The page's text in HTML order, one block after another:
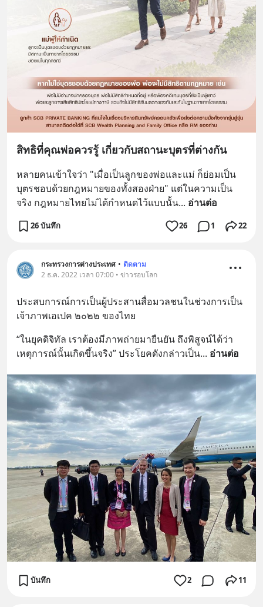
สิทธิที่คุณพ่อควรรู้ เกี่ยวกับสถานะบุตรที่ต่างกัน
หลายคนเข้าใจว่า "เมื่อเป็นลูกของพ่อและแม่ ก็ย่อมเป็น
บุตรชอบด้วยกฎหมายของทั้งสองฝ่าย" แต่ในความเป็น
จริง กฎหมายไทยไม่ได้กำหนดไว้แบบนั้น... อ่านต่อ
26 บันทึก 26 1 22
กระทรวงการต่างประเทศ • ติดตาม
2 ธ.ค. 2022 เวลา 07:00 • ข่าวรอบโลก
ประสบการณ์การเป็นผู้ประสานสื่อมวลชนในช่วงการเป็น
เจ้าภาพเอเปค ๒๐๒๒ ของไทย
“ในยุคดิจิทัล เราต้องมีภาพถ่ายมายืนยัน ถึงพิสูจน์ได้ว่า
เหตุการณ์นั้นเกิดขึ้นจริง” ประโยคดังกล่าวเป็น... อ่านต่อ
บันทึก 2 11